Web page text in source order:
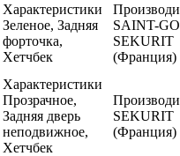
Характеристики
Зеленое, Задняя
форточка,
Хетчбек
SAINT-
SEKURIT
(Франция)
Характеристики
Прозрачное,
Задняя дверь
неподвижное,
Хетчбек
SEKURIT
(Франция)